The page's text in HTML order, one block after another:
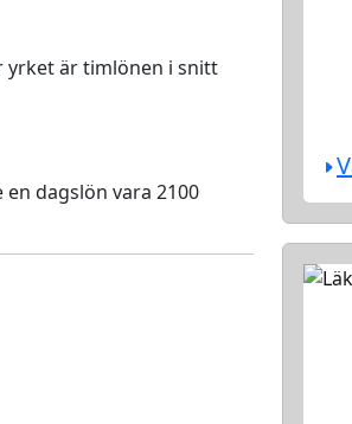
yrket är timlönen i snitt
dagslön vara 2100